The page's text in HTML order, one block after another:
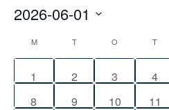
2026-06-01
datum.
Kalender
Evenemang
M T O T
0
1
0
2
0
3
0
4
0
8
0
9
0
10
0
11